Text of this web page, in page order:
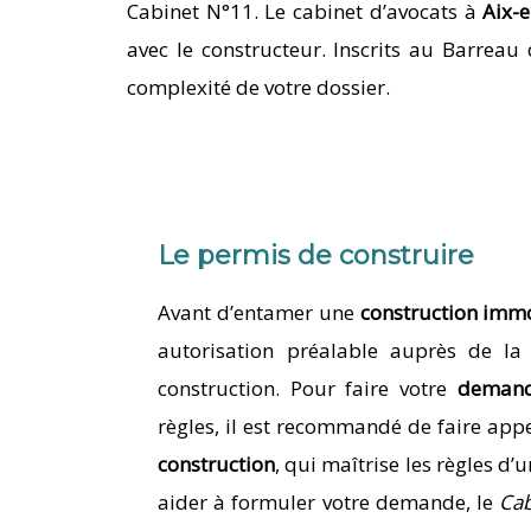
Cabinet N°11. Le cabinet d’avocats àAix-
avec le constructeur. Inscrits au
complexité de votre dossier.
Le permis de construire
Avant d’entamer une construction
autorisation préalable auprès de
construction. Pour faire votre
règles, il est recommandé de faire
construction, qui maîtrise les règles
aider à formuler votre demande, le